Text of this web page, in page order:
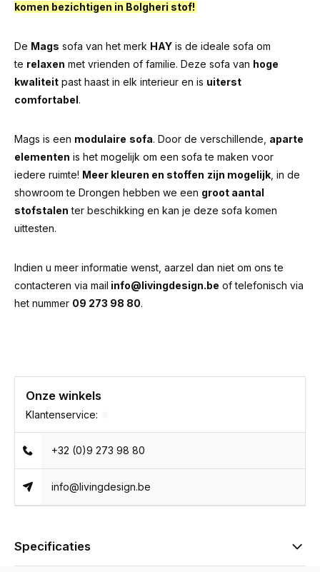
komen bezichtigen in Bolgheri stof!
De Mags sofa van het merk HAY is de ideale sofa om
te relaxen met vrienden of familie. Deze sofa van hoge
kwaliteit past haast in elk interieur en is uiterst
comfortabel.
Mags is een modulaire sofa. Door de verschillende, aparte
elementen is het mogelijk om een sofa te maken voor
iedere ruimte! Meer kleuren en stoffen zijn mogelijk , in de
showroom te Drongen hebben we een groot aantal
stofstalen ter beschikking en kan je deze sofa komen
uittesten.
Indien u meer informatie wenst, aarzel dan niet om ons te
contacteren via mail info@livingdesign.be of telefonisch via
het nummer 09 273 98 80.
Onze winkels
Klantenservice:
+32 (0)9 273 98 80
info@livingdesign.be
Specificaties